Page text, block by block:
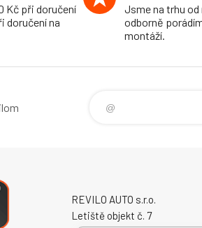
Kč při doručení
doručení na
Jsme na trhu od
odborně
montáží.
REVILO AUTO s.r.o.
Letiště objekt č. 7